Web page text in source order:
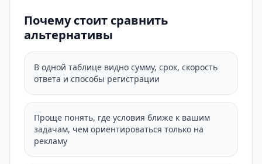
Почему стоит сравнить
альтернативы
В одной таблице видно сумму, срок, скорость
ответа и способы регистрации
Проще понять, где условия ближе к вашим
задачам, чем ориентироваться только на
рекламу